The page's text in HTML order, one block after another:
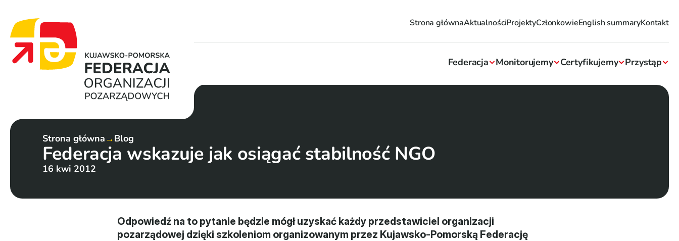
Strona głównaAktualnościProjektyCzłonkowieEnglish summaryKontakt
Federacja Monitorujemy Certyfikujemy Przystąp
Strona główna→Blog
Federacja wskazuje jak osiągać stabilność NGO
16 kwi 2012
Odpowiedź na to pytanie będzie mógł uzyskać każdy przedstawiciel organizacji
pozarządowej dzięki szkoleniom organizowanym przez Kujawsko-Pomorską Federację